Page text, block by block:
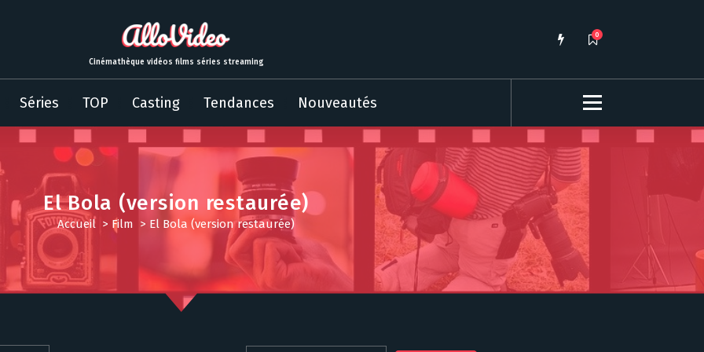
Cinémathèque vidéos films séries streaming
0
Séries TOP Casting Tendances Nouveautés
El Bola (version restaurée)
Accueil > Film > El Bola (version restaurée)